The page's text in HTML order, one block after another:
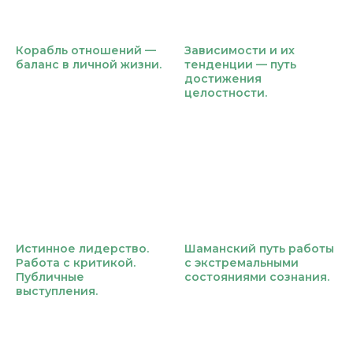
Корабль отношений —
баланс в личной жизни​.
Зависимости и их
тенденции — путь
достижения
целостности.
Истинное лидерство.
Работа с критикой.
Публичные
выступления.
Шаманский путь работы
с экстремальными
состояниями сознания.